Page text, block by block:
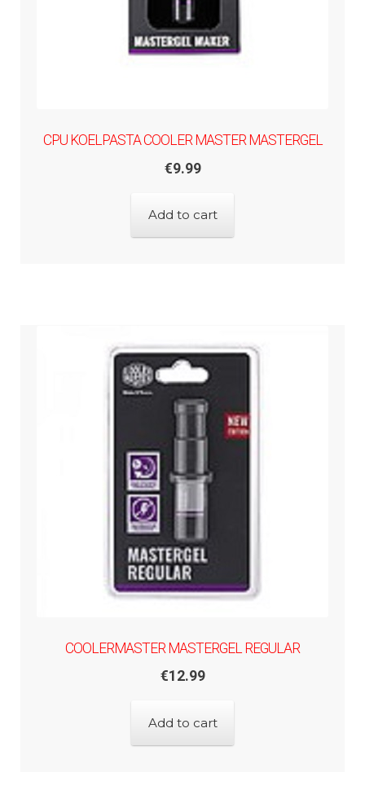
CPU KOELPASTA COOLER MASTER MASTERGEL
€9.99
Add to cart
COOLERMASTER MASTERGEL REGULAR
€12.99
Add to cart